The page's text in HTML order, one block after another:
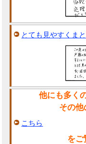
とても見やすくま
他にも多く
その他
こちら
をご